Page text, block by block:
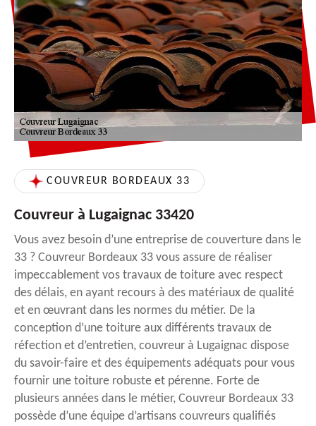
COUVREUR BORDEAUX 33
Couvreur à Lugaignac 33420
Vous avez besoin d’une entreprise de couverture dans le
33 ? Couvreur Bordeaux 33 vous assure de réaliser
impeccablement vos travaux de toiture avec respect
des délais, en ayant recours à des matériaux de qualité
et en œuvrant dans les normes du métier. De la
conception d’une toiture aux différents travaux de
réfection et d’entretien, couvreur à Lugaignac dispose
du savoir-faire et des équipements adéquats pour vous
fournir une toiture robuste et pérenne. Forte de
plusieurs années dans le métier, Couvreur Bordeaux 33
possède d’une équipe d’artisans couvreurs qualifiés